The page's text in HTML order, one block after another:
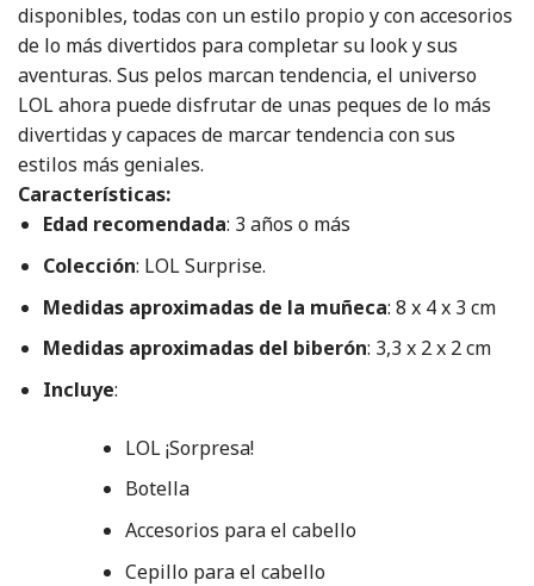
disponibles, todas con un estilo propio y con accesorios
de lo más divertidos para completar su look y sus
aventuras. Sus pelos marcan tendencia, el universo
LOL ahora puede disfrutar de unas peques de lo más
divertidas y capaces de marcar tendencia con sus
estilos más geniales.
Características:
Edad recomendada: 3 años o más
Colección: LOL Surprise.
Medidas aproximadas de la muñeca: 8 x 4 x 3 cm
Medidas aproximadas del biberón: 3,3 x 2 x 2 cm
Incluye:
LOL ¡Sorpresa!
Botella
Accesorios para el cabello
Cepillo para el cabello